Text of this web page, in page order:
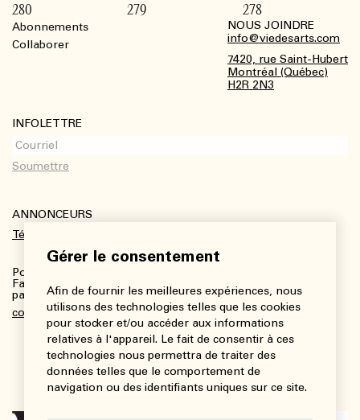
Gérer le consentement
Afin de fournir les meilleures expériences, nous
utilisons des technologies telles que les cookies
pour stocker et/ou accéder aux informations
relatives à l'appareil. Le fait de consentir à ces
technologies nous permettra de traiter des
données telles que le comportement de
navigation ou des identifiants uniques sur ce site.
Abonnements
Collaborer
NOUS JOINDRE
info@viedesarts.com
7420, rue Saint-Hubert
Montréal (Québec)
H2R 2N3
INFOLETTRE
ANNONCEURS
Télécharger le kit média
Pour plus de renseignements :
Fanny Charbonneau, Responsable des communications,
partenariats et publicités
communications@viedesarts.com
280 279 278